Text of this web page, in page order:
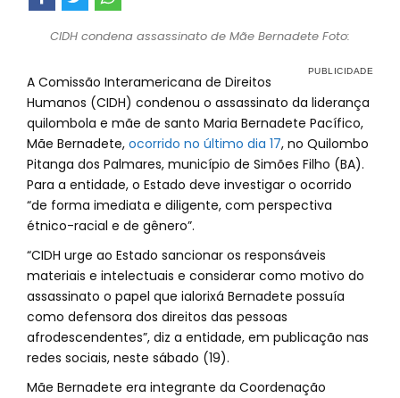
CIDH condena assassinato de Mãe Bernadete Foto:
A Comissão Interamericana de Direitos
Humanos (CIDH) condenou o assassinato da liderança
quilombola e mãe de santo Maria Bernadete Pacífico,
Mãe Bernadete, ocorrido no último dia 17, no Quilombo
Pitanga dos Palmares, município de Simões Filho (BA).
Para a entidade, o Estado deve investigar o ocorrido
“de forma imediata e diligente, com perspectiva
étnico-racial e de gênero”.
“CIDH urge ao Estado sancionar os responsáveis
materiais e intelectuais e considerar como motivo do
assassinato o papel que ialorixá Bernadete possuía
como defensora dos direitos das pessoas
afrodescendentes”, diz a entidade, em publicação nas
redes sociais, neste sábado (19).
Mãe Bernadete era integrante da Coordenação